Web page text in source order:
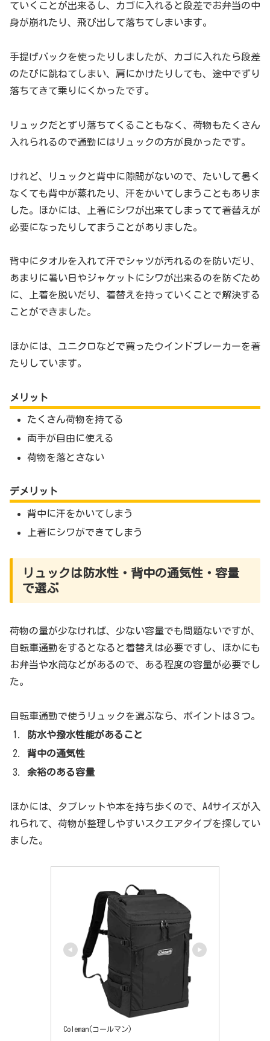
ていくことが出来るし、カゴに入れると段差でお弁当の中
身が崩れたり、飛び出して落ちてしまいます。
手提げバックを使ったりしましたが、カゴに入れたら段差
のたびに跳ねてしまい、肩にかけたりしても、途中でずり
落ちてきて乗りにくかったです。
リュックだとずり落ちてくることもなく、荷物もたくさん
入れられるので通勤にはリュックの方が良かったです。
けれど、リュックと背中に隙間がないので、たいして暑く
なくても背中が蒸れたり、汗をかいてしまうこともありま
した。ほかには、上着にシワが出来てしまってて着替えが
必要になったりしてまうことがありました。
背中にタオルを入れて汗でシャツが汚れるのを防いだり、
あまりに暑い日やジャケットにシワが出来るのを防ぐため
に、上着を脱いだり、着替えを持っていくことで解決する
ことができました。
ほかには、ユニクロなどで買ったウインドブレーカーを着
たりしています。
メリット
たくさん荷物を持てる
両手が自由に使える
荷物を落とさない
デメリット
背中に汗をかいてしまう
上着にシワができてしまう
リュックは防水性・背中の通気性・容量
で選ぶ
荷物の量が少なければ、少ない容量でも問題ないですが、
自転車通勤をするとなると着替えは必要ですし、ほかにも
お弁当や水筒などがあるので、ある程度の容量が必要でし
た。
自転車通勤で使うリュックを選ぶなら、ポイントは３つ。
防水や撥水性能があること
背中の通気性
余裕のある容量
ほかには、タブレットや本を持ち歩くので、A4サイズが入
れられて、荷物が整理しやすいスクエアタイプを探してい
ました。
Coleman(コールマン)